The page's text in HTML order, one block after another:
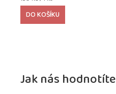
cena:
DO KOŠÍKU
Jak nás hodnotíte